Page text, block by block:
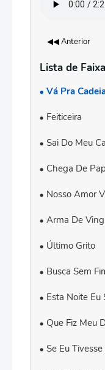
◀◀ Anterior
Lista de
Vá Pra
Feiticeira
Sai Do Meu
Chega De
Nosso Amor
Arma De
Último Grito
Busca Sem
Esta Noite Eu
Que Fiz Meu
Se Eu